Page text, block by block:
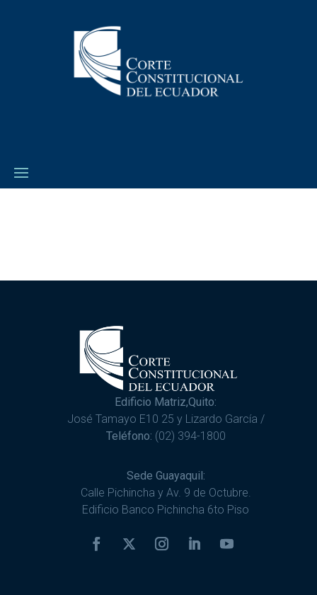
Edificio Matriz,Quito:
José Tamayo E10 25 y Lizardo García /
Teléfono: (02) 394-1800
Sede Guayaquil:
Calle Pichincha y Av. 9 de Octubre.
Edificio Banco Pichincha 6to Piso